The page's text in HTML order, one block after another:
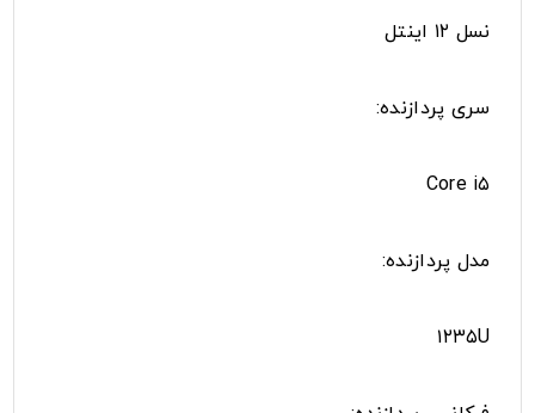
نسل ۱۲ اینتل
سری پردازنده:
Core i۵
مدل پردازنده:
۱۲۳۵U